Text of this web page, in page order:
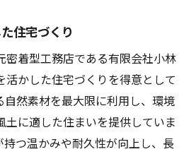
住宅づくり
密着型工務店である有限会社小林
活かした住宅づくりを得意として
自然素材を最大限に利用し、環境
土に適した住まいを提供していま
持つ温かみや耐久性が向上し、長